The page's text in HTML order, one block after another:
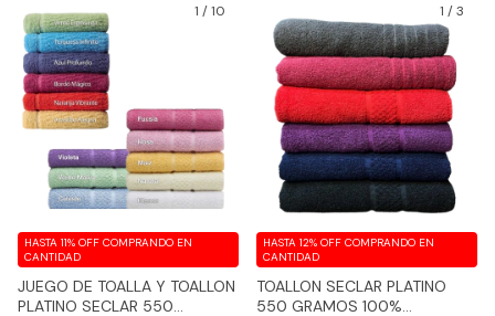
1 /10
JUEGO DE TOALLA Y TOALLON
PLATINO SECLAR 550
HASTA 11% OFF COMPRANDO EN
CANTIDAD
1 /3
TOALLON SECLAR PLATINO
550 GRAMOS 100%
HASTA 12% OFF COMPRANDO EN
CANTIDAD